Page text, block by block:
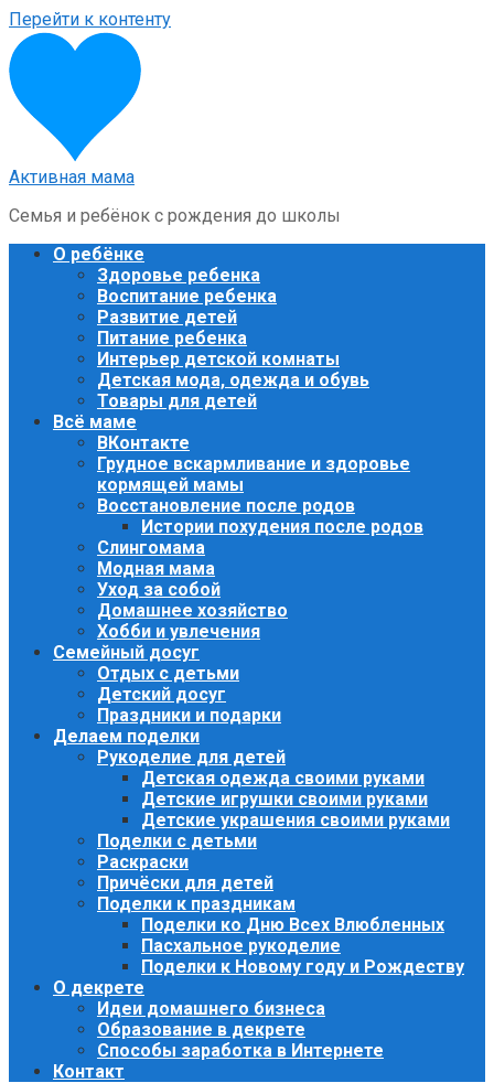
Перейти к контенту
Активная мама
Семья и ребёнок с рождения до школы
О ребёнке
Здоровье ребенка
Воспитание ребенка
Развитие детей
Питание ребенка
Интерьер детской комнаты
Детская мода, одежда и обувь
Товары для детей
Всё маме
ВКонтакте
Грудное вскармливание и здоровье
кормящей мамы
Восстановление после родов
Истории похудения после родов
Слингомама
Модная мама
Уход за собой
Домашнее хозяйство
Хобби и увлечения
Семейный досуг
Отдых с детьми
Детский досуг
Праздники и подарки
Делаем поделки
Рукоделие для детей
Детская одежда своими руками
Детские игрушки своими руками
Детские украшения своими руками
Поделки с детьми
Раскраски
Причёски для детей
Поделки к праздникам
Поделки ко Дню Всех Влюбленных
Пасхальное рукоделие
Поделки к Новому году и Рождеству
О декрете
Идеи домашнего бизнеса
Образование в декрете
Способы заработка в Интернете
Контакт